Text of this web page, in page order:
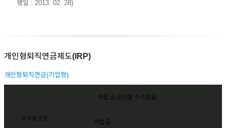
행일 : 2013. 02. 28)
개인형퇴직연금제도(IRP)
개인형퇴직연금(기업형)
수수료구분
적립금 규모별 수수료율
적립금